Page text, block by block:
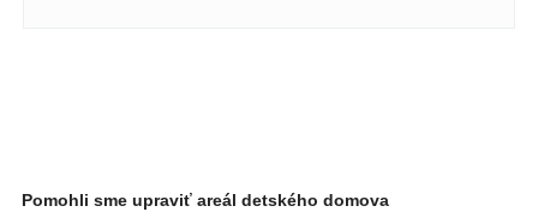
Pomohli sme upraviť areál detského domova